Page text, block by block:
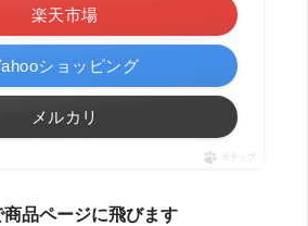
楽天市場
ショッピング
メルカリ
ポチップ
品ページに飛びます